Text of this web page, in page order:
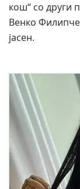
кош“ со други
Венко
јасен.